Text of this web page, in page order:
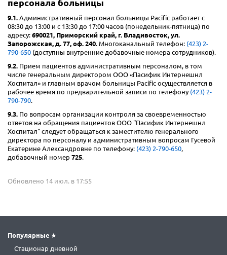
персонала больницы
9.1. Административный персонал больницы Pacific работает с
08:30 до 13:00 и с 13:30 до 17:00 часов (понедельник-пятница) по
адресу: 690021, Приморский край, г. Владивосток, ул.
Запорожская, д. 77, оф. 240. Многоканальный телефон: (423) 2-
790-650 (доступны внутренние добавочные номера сотрудников).
9.2. Прием пациентов административным персоналом, в том
числе генеральным директором ООО «Пасифик Интернешнл
Хоспитал» и главным врачом больницы Pacific осуществляется в
рабочее время по предварительной записи по телефону (423) 2-
790-790.
9.3. По вопросам организации контроля за своевременностью
ответов на обращения пациентов ООО "Пасифик Интернешнл
Хоспитал" следует обращаться к заместителю генерального
директора по персоналу и административным вопросам Гусевой
Екатерине Александровне по телефону: (423) 2-790-650,
добавочный номер 725.
Обновлено 14 июл. в 17:55
Популярные
Стационар дневной